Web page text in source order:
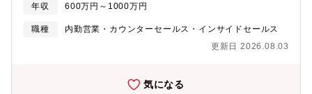
アカウントエグゼクティブと連携したアップセル・クロスセル提
案活動・安定稼働、顧客満足度向上を目的としたプロダクト開発
へのフィードバック・同サービスの詳細な仕様理解（当社はプロ
ダクトの開発速度が非常に早いため、常に最新情報のキャッチア
イズ企業様(従業員数千名以上)からのご相談・導入も増えていま
年収 600万円～1000万円
職種
内勤営業・カウンターセールス・インサイドセールス
更新日 2026.08.03
気になる